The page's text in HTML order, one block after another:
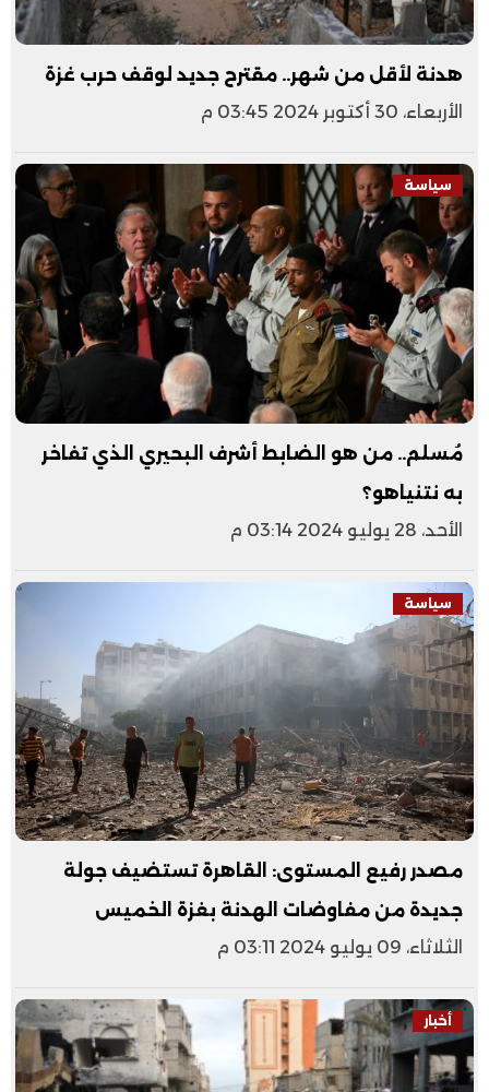
هدنة لأقل من شهر.. مقترح جديد لوقف حرب غزة
الأربعاء، 30 أكتوبر 2024 03:45 م
سياسة
مُسلم.. من هو الضابط أشرف البحيري الذي تفاخر
به نتنياهو؟
الأحد، 28 يوليو 2024 03:14 م
سياسة
مصدر رفيع المستوى: القاهرة تستضيف جولة
جديدة من مفاوضات الهدنة بغزة الخميس
الثلاثاء، 09 يوليو 2024 03:11 م
أخبار